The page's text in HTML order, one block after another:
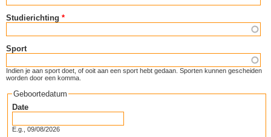
Studierichting *
Sport
Indien je aan sport doet, of ooit aan een sport hebt gedaan. Sporten kunnen gescheiden
worden door een komma.
Geboortedatum
Date
E.g., 09/08/2026